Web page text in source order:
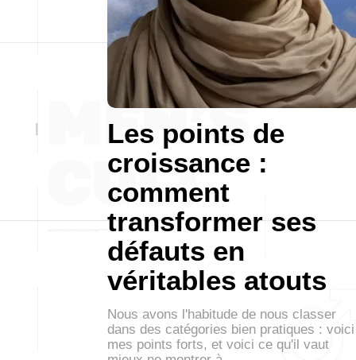
Les points de
croissance :
comment
transformer ses
défauts en
véritables atouts
Nous avons l'habitude de nous classer
dans des catégories bien pratiques : voici
mes points forts, et voici ce qu'il vaut